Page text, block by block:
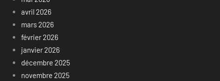
avril 2026
mars 2026
février 2026
janvier 2026
décembre 2025
novembre 2025